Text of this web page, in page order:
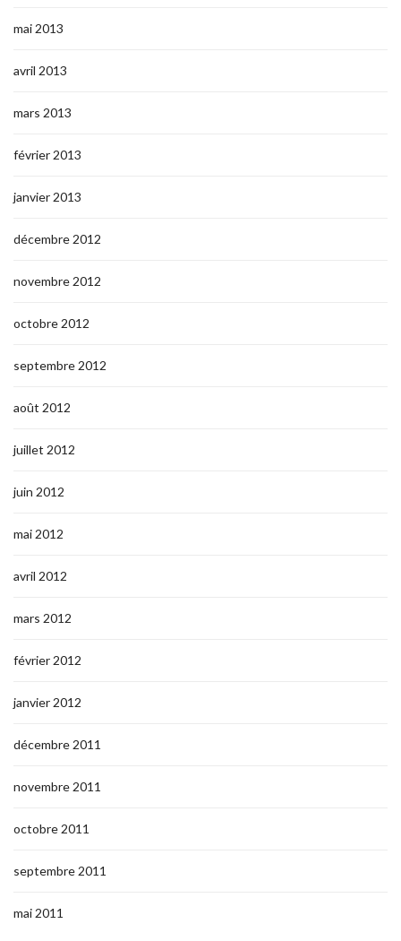
mai 2013
avril 2013
mars 2013
février 2013
janvier 2013
décembre 2012
novembre 2012
octobre 2012
septembre 2012
août 2012
juillet 2012
juin 2012
mai 2012
avril 2012
mars 2012
février 2012
janvier 2012
décembre 2011
novembre 2011
octobre 2011
septembre 2011
mai 2011